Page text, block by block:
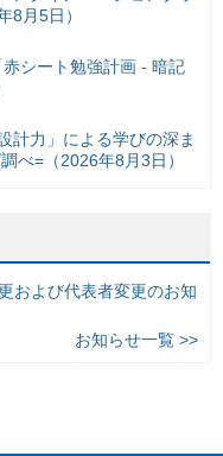
8月5日）
シート勉強計画 - 暗記
計力」による学びの深ま
べ=（2026年8月3日）
および代表者変更のお知
お知らせ一覧 >>